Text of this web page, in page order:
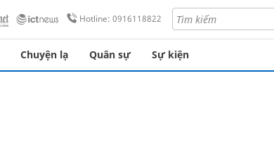
Hotline: 0916118822
Chuyện lạ Quân sự Sự kiện